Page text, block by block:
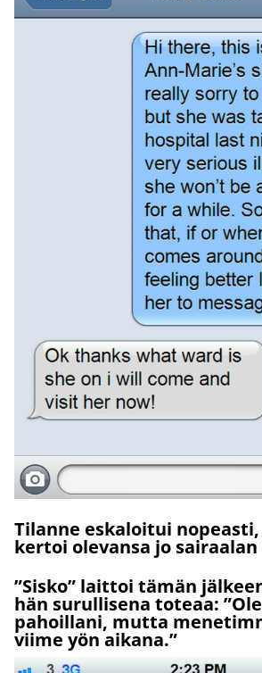
Tilanne eskaloitui
kertoi olevansa jo
”Sisko” laittoi tämän
hän surullisena toteaa:
pahoillani, mutta
viime yön aikana.”